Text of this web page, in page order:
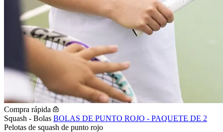
Compra rápida
Squash - Bolas BOLAS DE PUNTO ROJO - PAQUETE DE 2
Pelotas de squash de punto rojo